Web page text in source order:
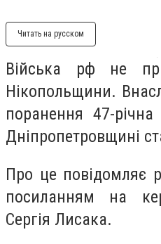
Читать на русском
Війська рф не
Нікопольщини.
поранення 47-
Дніпропетровщині
Про це повідомляє
посиланням на
Сергія Лисака.